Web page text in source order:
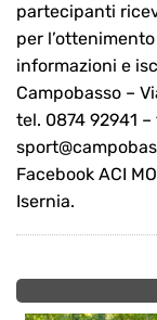
partecipanti
per
informazioni e
Campobasso –
tel. 0874 92941
Facebook ACI
Isernia.